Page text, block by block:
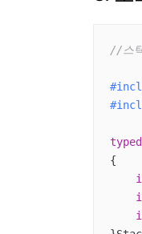
//스
#
#
{